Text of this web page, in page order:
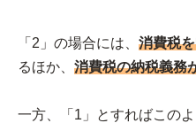
「2」の場合には、 消費税
るほか、 消費税の納税義務
一方、「1」とすればこの